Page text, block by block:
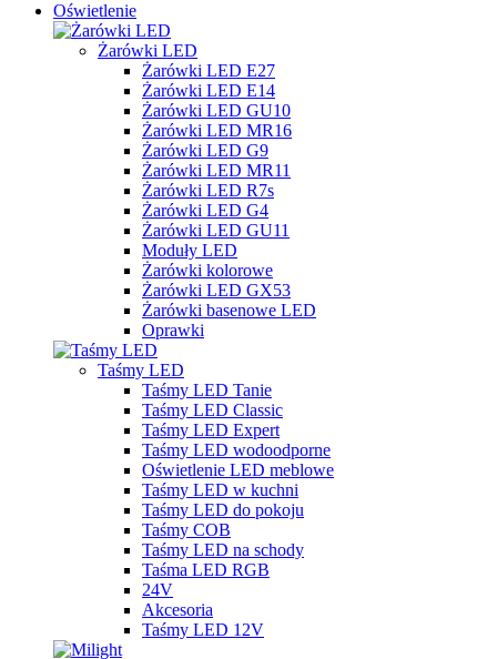
Oświetlenie
Żarówki LED
Żarówki LED E27
Żarówki LED E14
Żarówki LED GU10
Żarówki LED MR16
Żarówki LED G9
Żarówki LED MR11
Żarówki LED R7s
Żarówki LED G4
Żarówki LED GU11
Moduły LED
Żarówki kolorowe
Żarówki LED GX53
Żarówki basenowe LED
Oprawki
Taśmy LED
Taśmy LED Tanie
Taśmy LED Classic
Taśmy LED Expert
Taśmy LED wodoodporne
Oświetlenie LED meblowe
Taśmy LED w kuchni
Taśmy LED do pokoju
Taśmy COB
Taśmy LED na schody
Taśma LED RGB
24V
Akcesoria
Taśmy LED 12V